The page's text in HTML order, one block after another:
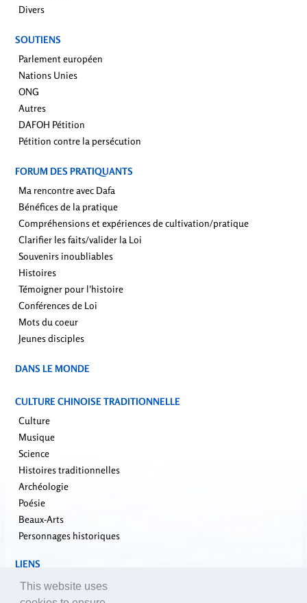
Divers
SOUTIENS
Parlement européen
Nations Unies
ONG
Autres
DAFOH Pétition
Pétition contre la persécution
FORUM DES PRATIQUANTS
Ma rencontre avec Dafa
Bénéfices de la pratique
Compréhensions et expériences de cultivation/pratique
Clarifier les faits/valider la Loi
Souvenirs inoubliables
Histoires
Témoigner pour l'histoire
Conférences de Loi
Mots du coeur
Jeunes disciples
DANS LE MONDE
CULTURE CHINOISE TRADITIONNELLE
Culture
Musique
Science
Histoires traditionnelles
Archéologie
Poésie
Beaux-Arts
Personnages historiques
LIENS
falundafa.org
faluninfo.net
This website uses